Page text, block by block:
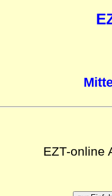
EZT-online